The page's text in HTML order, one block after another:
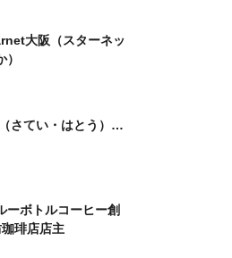
大阪（スターネッ
さてい・はとう）…
ーボトルコーヒー創
琲店店主